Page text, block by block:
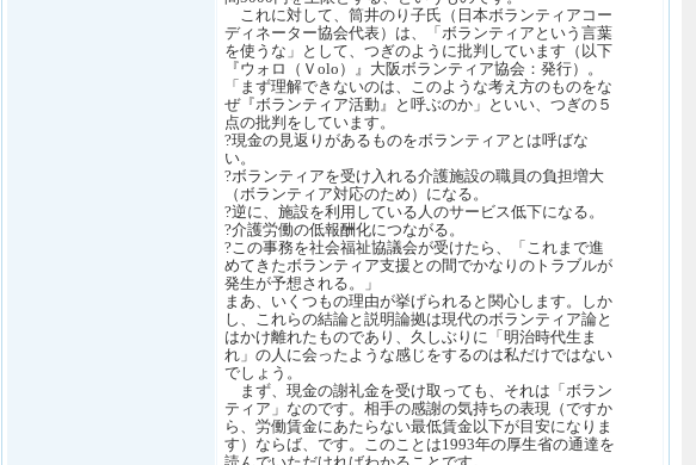
これに対して、筒井のり子氏（日本ボランティアコー
ディネーター協会代表）は、「ボランティアという言葉
を使うな」として、つぎのように批判しています（以下
『ウォロ（Ｖolo）』大阪ボランティア協会：発行）。
「まず理解できないのは、このような考え方のものをな
ぜ『ボランティア活動』と呼ぶのか」といい、つぎの５
点の批判をしています。
?現金の見返りがあるものをボランティアとは呼ばな
い。
?ボランティアを受け入れる介護施設の職員の負担増大
（ボランティア対応のため）になる。
?逆に、施設を利用している人のサービス低下になる。
?介護労働の低報酬化につながる。
?この事務を社会福祉協議会が受けたら、「これまで進
めてきたボランティア支援との間でかなりのトラブルが
発生が予想される。」
まあ、いくつもの理由が挙げられると関心します。しか
し、これらの結論と説明論拠は現代のボランティア論と
はかけ離れたものであり、久しぶりに「明治時代生ま
れ」の人に会ったような感じをするのは私だけではない
でしょう。
まず、現金の謝礼金を受け取っても、それは「ボラン
ティア」なのです。相手の感謝の気持ちの表現（ですか
ら、労働賃金にあたらない最低賃金以下が目安になりま
す）ならば、です。このことは1993年の厚生省の通達を